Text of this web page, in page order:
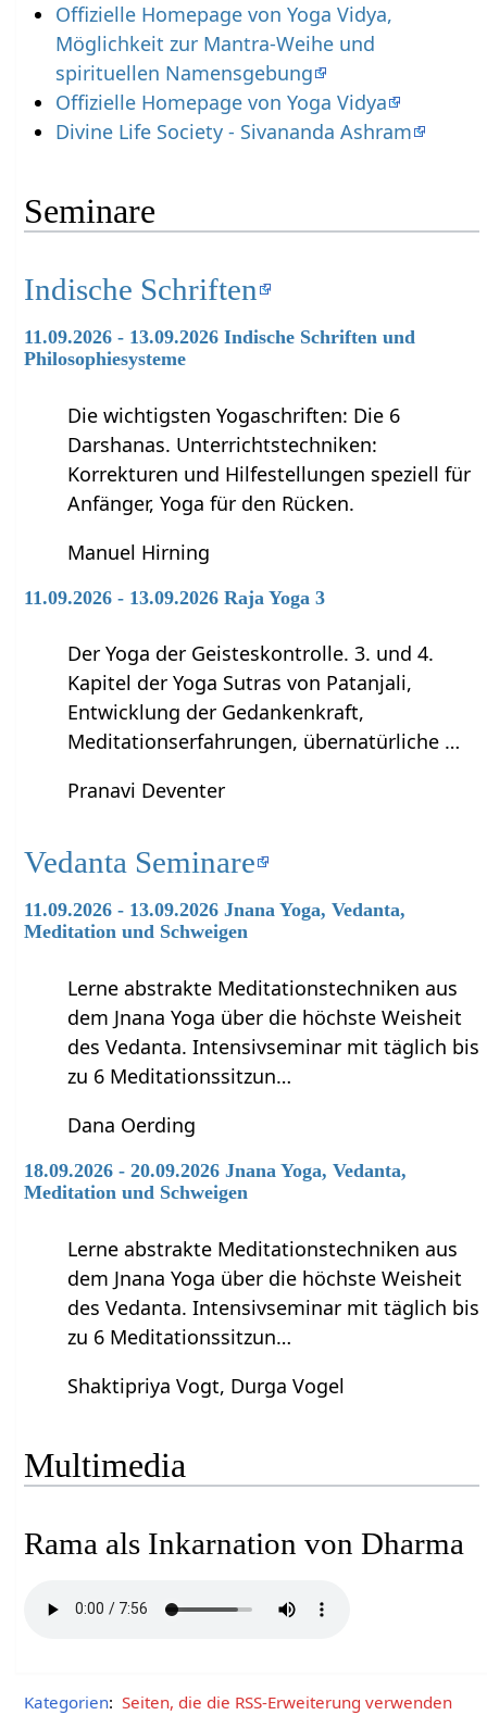
Offizielle Homepage von Yoga Vidya,
Möglichkeit zur Mantra-Weihe und
spirituellen Namensgebung
Offizielle Homepage von Yoga Vidya
Divine Life Society - Sivananda Ashram
Seminare
Indische Schriften
11.09.2026 - 13.09.2026 Indische Schriften und
Philosophiesysteme
Die wichtigsten Yogaschriften: Die 6
Darshanas. Unterrichtstechniken:
Korrekturen und Hilfestellungen speziell für
Anfänger, Yoga für den Rücken.
Manuel Hirning
11.09.2026 - 13.09.2026 Raja Yoga 3
Der Yoga der Geisteskontrolle. 3. und 4.
Kapitel der Yoga Sutras von Patanjali,
Entwicklung der Gedankenkraft,
Meditationserfahrungen, übernatürliche …
Pranavi Deventer
Vedanta Seminare
11.09.2026 - 13.09.2026 Jnana Yoga, Vedanta,
Meditation und Schweigen
Lerne abstrakte Meditationstechniken aus
dem Jnana Yoga über die höchste Weisheit
des Vedanta. Intensivseminar mit täglich bis
zu 6 Meditationssitzun…
Dana Oerding
18.09.2026 - 20.09.2026 Jnana Yoga, Vedanta,
Meditation und Schweigen
Lerne abstrakte Meditationstechniken aus
dem Jnana Yoga über die höchste Weisheit
des Vedanta. Intensivseminar mit täglich bis
zu 6 Meditationssitzun…
Shaktipriya Vogt, Durga Vogel
Multimedia
Rama als Inkarnation von Dharma
Kategorien: Seiten, die die RSS-Erweiterung verwenden